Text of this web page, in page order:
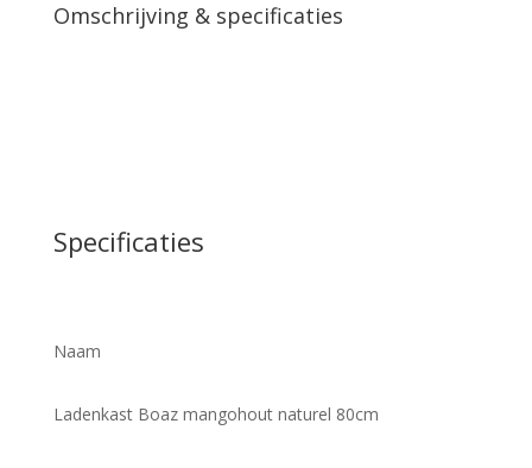
Omschrijving & specificaties
Specificaties
Naam
Ladenkast Boaz mangohout naturel 80cm